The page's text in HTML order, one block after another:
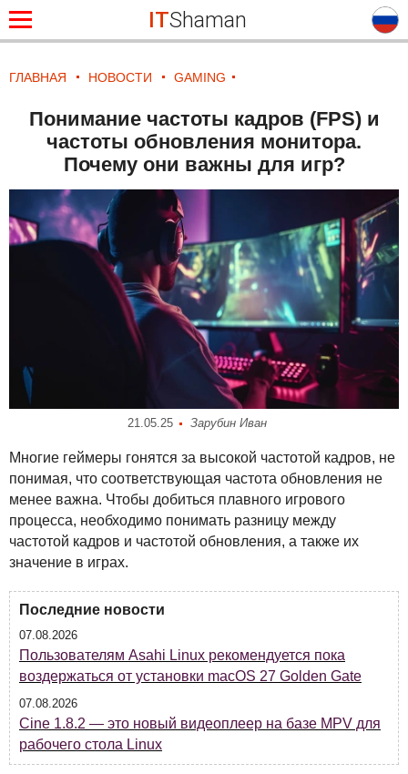
ITShaman
ГЛАВНАЯ НОВОСТИ GAMING
Понимание частоты кадров (FPS) и
частоты обновления монитора.
Почему они важны для игр?
21.05.25 Зарубин Иван
Многие геймеры гонятся за высокой частотой кадров, не
понимая, что соответствующая частота обновления не
менее важна. Чтобы добиться плавного игрового
процесса, необходимо понимать разницу между
частотой кадров и частотой обновления, а также их
значение в играх.
Последние новости
07.08.2026
Пользователям Asahi Linux рекомендуется пока
воздержаться от установки macOS 27 Golden Gate
07.08.2026
Cine 1.8.2 — это новый видеоплеер на базе MPV для
рабочего стола Linux